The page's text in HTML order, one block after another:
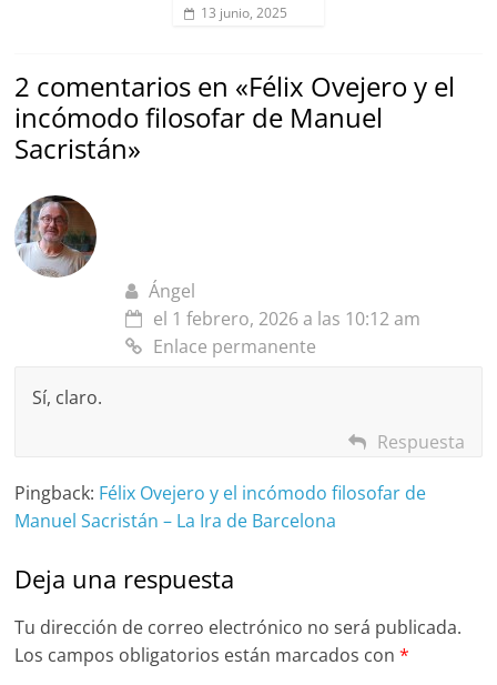
13 junio, 2025
2 comentarios en «Félix Ovejero y el
incómodo filosofar de Manuel
Sacristán»
Ángel
el 1 febrero, 2026 a las 10:12 am
Enlace permanente
Sí, claro.
Respuesta
Pingback: Félix Ovejero y el incómodo filosofar de
Manuel Sacristán – La Ira de Barcelona
Deja una respuesta
Tu dirección de correo electrónico no será publicada.
Los campos obligatorios están marcados con*